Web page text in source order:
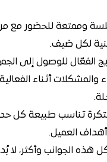
وممتعة للحضور مع
لكل ضيف.
الفعّال للوصول إلى
والمشكلات أثناء
تناسب طبيعة كل
العميل.
هذه الجوانب وأكثر، لا